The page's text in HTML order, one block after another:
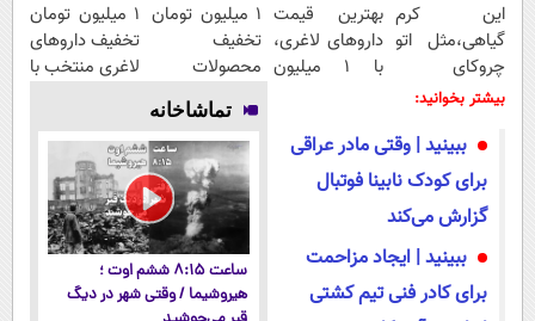
این کرم
گیاهی،مثل اتو
چروکای
پوستتوصاف
بهترین قیمت
داروهای لاغری،
با ۱ میلیون
۱ میلیون تومان
تخفیف
محصولات
لاغری؛ یک قدم
نزدیک‌تر به
شروع کاهش
وزن
۱ میلیون تومان
تخفیف داروهای
لاغری منتخب با
نزدیکت
بیشتر بخوانید:
ببینید | وقتی مادر عراقی
برای کودک نابینا فوتبال
گزارش می‌کند
ببینید | ایجاد مزاحمت
برای کادر فنی تیم کشتی
تماشاخانه
ساعت ۸:۱۵ ششم اوت ؛
هیروشیما / وقتی شهر در دیگ